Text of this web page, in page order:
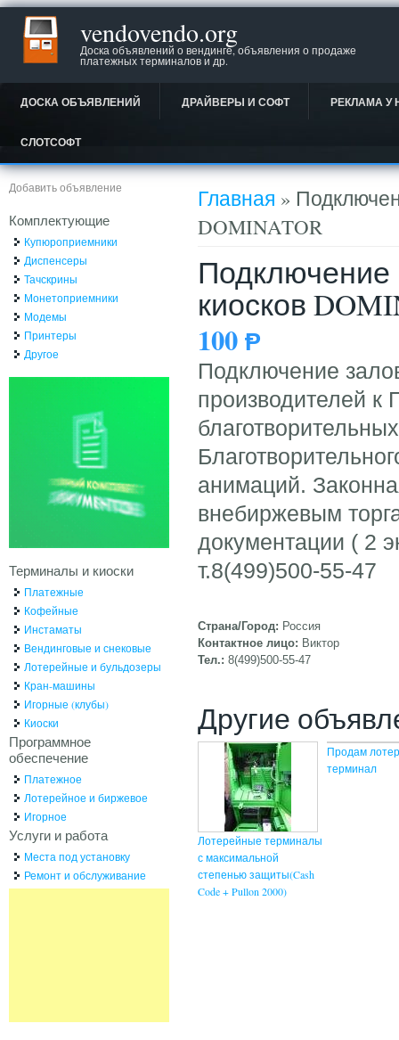
vendovendo.org
Доска объявлений о вендинге, объявления о продаже
платежных терминалов и др.
ДОСКА ОБЪЯВЛЕНИЙ ДРАЙВЕРЫ И СОФТ РЕКЛАМА У
СЛОТСОФТ
Вы здесь
Главная »
DOMINATOR
Подключение
киосков
100 Ᵽ
Подключение
производителей
анимаций.
внебиржевым
документации ( 2
т.8(499)500-55-47
Страна/Город: Россия
Контактное лицо: Виктор
Тел.: 8(499)500-55-47
Другие
Лотерейные терминалы
с максимальной
степенью защиты(Cash
Code + Pullon 2000)
Продам
терминал
Добавить объявление
Комплектующие
Купюроприемники
Диспенсеры
Тачскрины
Монетоприемники
Модемы
Принтеры
Другое
Терминалы и киоски
Платежные
Кофейные
Инстаматы
Вендинговые и снековые
Лотерейные и бульдозеры
Кран-машины
Игорные (клубы)
Киоски
Программное
обеспечение
Платежное
Лотерейное и биржевое
Игорное
Услуги и работа
Места под установку
Ремонт и обслуживание